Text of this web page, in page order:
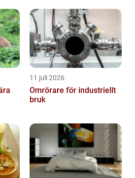
11 juli 2026
Omrörare för industriellt
bruk